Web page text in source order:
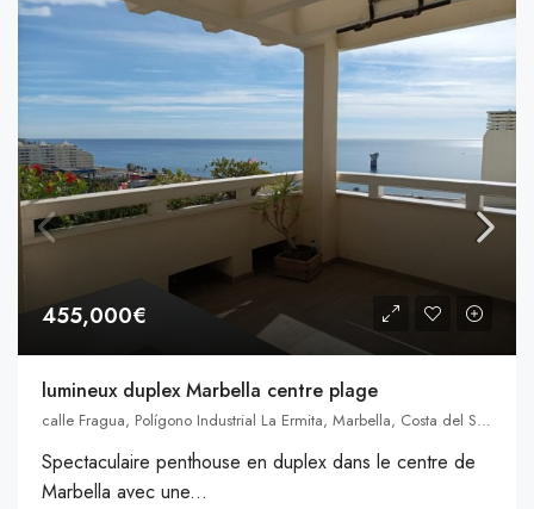
455,000€
lumineux duplex Marbella centre plage
calle Fragua, Polígono Industrial La Ermita, Marbella, Costa del Sol Occidental, Malaga, Andalousie, 29603, Espagne, Marbella, Andalousie, Espagne
Spectaculaire penthouse en duplex dans le centre de
Marbella avec une...